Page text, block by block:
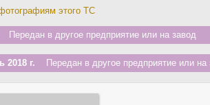
этого ТС
Передан в другое предприятие или на завод
2018 г. Передан в другое предприятие или на